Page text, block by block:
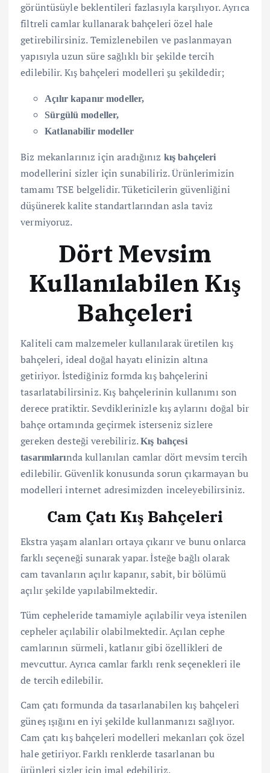
görüntüsüyle beklentileri fazlasıyla karşılıyor. Ayrıca
filtreli camlar kullanarak bahçeleri özel hale
getirebilirsiniz. Temizlenebilen ve paslanmayan
yapısıyla uzun süre sağlıklı bir şekilde tercih
edilebilir. Kış bahçeleri modelleri şu şekildedir;
Açılır kapanır modeller,
Sürgülü modeller,
Katlanabilir modeller
Biz mekanlarınız için aradığınız kış bahçeleri
modellerini sizler için sunabiliriz. Ürünlerimizin
tamamı TSE belgelidir. Tüketicilerin güvenliğini
düşünerek kalite standartlarından asla taviz
vermiyoruz.
Dört Mevsim
Kullanılabilen Kış
Bahçeleri
Kaliteli cam malzemeler kullanılarak üretilen kış
bahçeleri, ideal doğal hayatı elinizin altına
getiriyor. İstediğiniz formda kış bahçelerini
tasarlatabilirsiniz. Kış bahçelerinin kullanımı son
derece pratiktir. Sevdiklerinizle kış aylarını doğal bir
bahçe ortamında geçirmek isterseniz sizlere
gereken desteği verebiliriz.Kış bahçesi
tasarımlarında kullanılan camlar dört mevsim tercih
edilebilir. Güvenlik konusunda sorun çıkarmayan bu
modelleri internet adresimizden inceleyebilirsiniz.
Cam Çatı Kış Bahçeleri
Ekstra yaşam alanları ortaya çıkarır ve bunu onlarca
farklı seçeneği sunarak yapar. İsteğe bağlı olarak
cam tavanların açılır kapanır, sabit, bir bölümü
açılır şekilde yapılabilmektedir.
Tüm cepheleride tamamiyle açılabilir veya istenilen
cepheler açılabilir olabilmektedir. Açılan cephe
camlarının sürmeli, katlanır gibi özellikleri de
mevcuttur. Ayrıca camlar farklı renk seçenekleri ile
de tercih edilebilir.
Cam çatı formunda da tasarlanabilen kış bahçeleri
güneş ışığını en iyi şekilde kullanmanızı sağlıyor.
Cam çatı kış bahçeleri modelleri mekanları çok özel
hale getiriyor. Farklı renklerde tasarlanan bu
ürünleri sizler için imal edebiliriz.